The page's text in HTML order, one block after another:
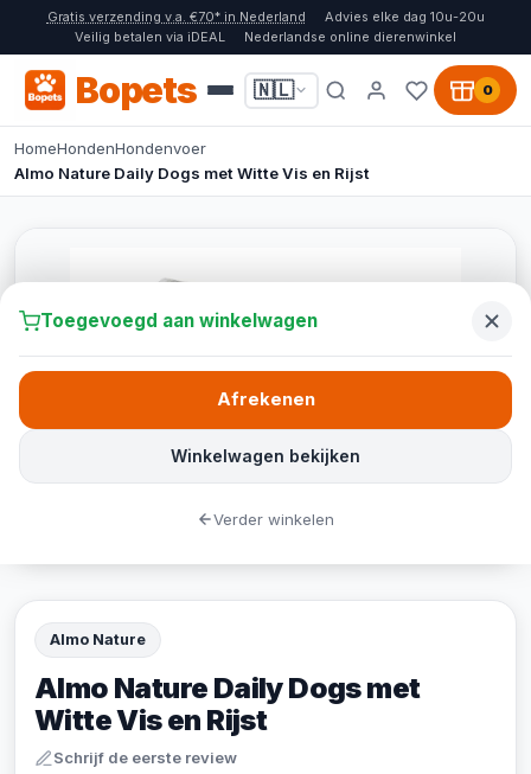
Gratis verzending v.a. €70* in Nederland
Advies elke dag 10u-20u
Veilig betalen via iDEAL
Nederlandse online dierenwinkel
Bopets 🇳🇱 0
HomeHondenHondenvoer
Almo Nature Daily Dogs met Witte Vis en Rijst
Almo Nature
Almo Nature Daily Dogs met
Witte Vis en Rijst
Schrijf de eerste review
Toegevoegd aan winkelwagen
Winkelwagen bekijken
Afrekenen
Verder winkelen